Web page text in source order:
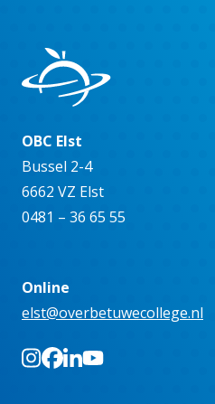
OBC Elst
Bussel 2-4
6662 VZ Elst
0481 – 36 65 55
Online
elst@overbetuwecollege.nl